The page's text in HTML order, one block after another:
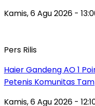
Kamis, 6 Agu 2026 -
Pers Rilis
Haier Gandeng AO 1
Petenis Komunitas
Kamis, 6 Agu 2026 -